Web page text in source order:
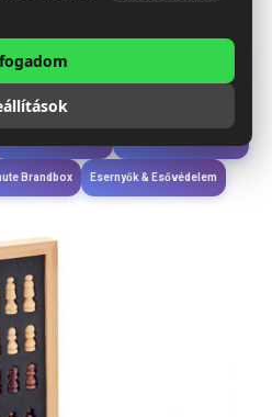
Étkezés & Ivás
Wellness & Ápolás
Brandbox Esernyők & Esővédelem